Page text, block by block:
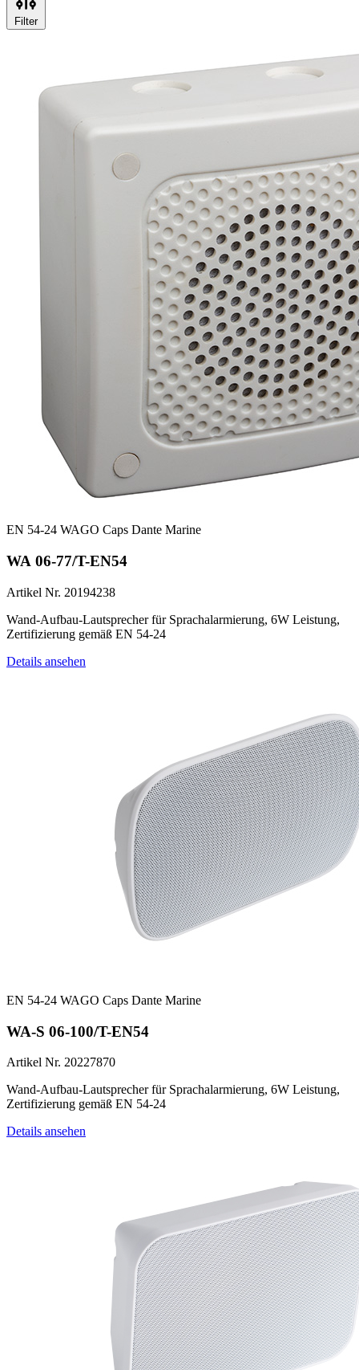
Filter
EN 54-24 WAGO Caps Dante Marine
WA 06-77/T-EN54
Artikel Nr. 20194238
Wand-Aufbau-Lautsprecher für Sprachalarmierung, 6W Leistung,
Zertifizierung gemäß EN 54-24
Details ansehen
EN 54-24 WAGO Caps Dante Marine
WA-S 06-100/T-EN54
Artikel Nr. 20227870
Wand-Aufbau-Lautsprecher für Sprachalarmierung, 6W Leistung,
Zertifizierung gemäß EN 54-24
Details ansehen